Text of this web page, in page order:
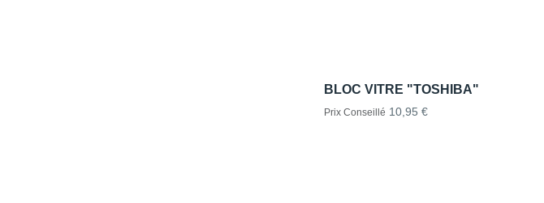
BLOC VITRE "TOSHIBA"
Prix Conseillé 10,95 €